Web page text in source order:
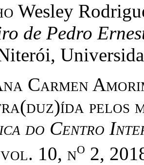
Wesley
de Pedro
Carmen
pelos
do Centro
10, no 2,